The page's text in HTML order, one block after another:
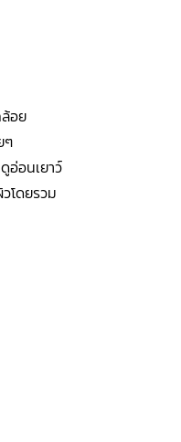
อย
ๆ
อ่อนเยาว์
โดยรวม